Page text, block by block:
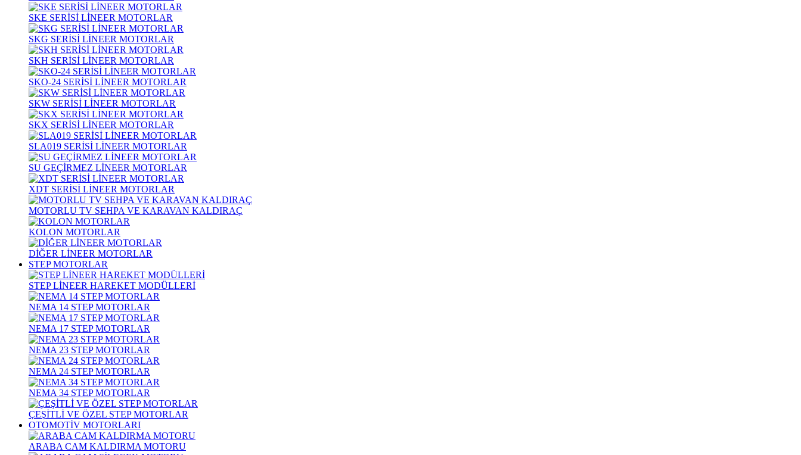
SKE SERİSİ LİNEER MOTORLAR
SKG SERİSİ LİNEER MOTORLAR
SKH SERİSİ LİNEER MOTORLAR
SKO-24 SERİSİ LİNEER MOTORLAR
SKW SERİSİ LİNEER MOTORLAR
SKX SERİSİ LİNEER MOTORLAR
SLA019 SERİSİ LİNEER MOTORLAR
SU GEÇİRMEZ LİNEER MOTORLAR
XDT SERİSİ LİNEER MOTORLAR
MOTORLU TV SEHPA VE KARAVAN KALDIRAÇ
KOLON MOTORLAR
DİĞER LİNEER MOTORLAR
STEP MOTORLAR
STEP LİNEER HAREKET MODÜLLERİ
NEMA 14 STEP MOTORLAR
NEMA 17 STEP MOTORLAR
NEMA 23 STEP MOTORLAR
NEMA 24 STEP MOTORLAR
NEMA 34 STEP MOTORLAR
ÇEŞİTLİ VE ÖZEL STEP MOTORLAR
OTOMOTİV MOTORLARI
ARABA CAM KALDIRMA MOTORU